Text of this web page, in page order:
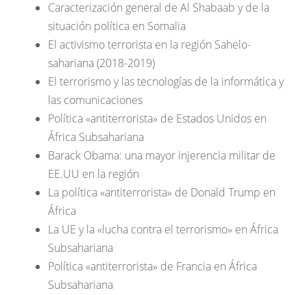
Caracterización general de Al Shabaab y de la
situación política en Somalia
El activismo terrorista en la región Sahelo-
sahariana (2018-2019)
El terrorismo y las tecnologías de la informática y
las comunicaciones
Política «antiterrorista» de Estados Unidos en
África Subsahariana
Barack Obama: una mayor injerencia militar de
EE.UU en la región
La política «antiterrorista» de Donald Trump en
África
La UE y la «lucha contra el terrorismo» en África
Subsahariana
Política «antiterrorista» de Francia en África
Subsahariana